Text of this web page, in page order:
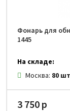
Фонарь для
1445
На складе:
Москва: 80
3 750 р